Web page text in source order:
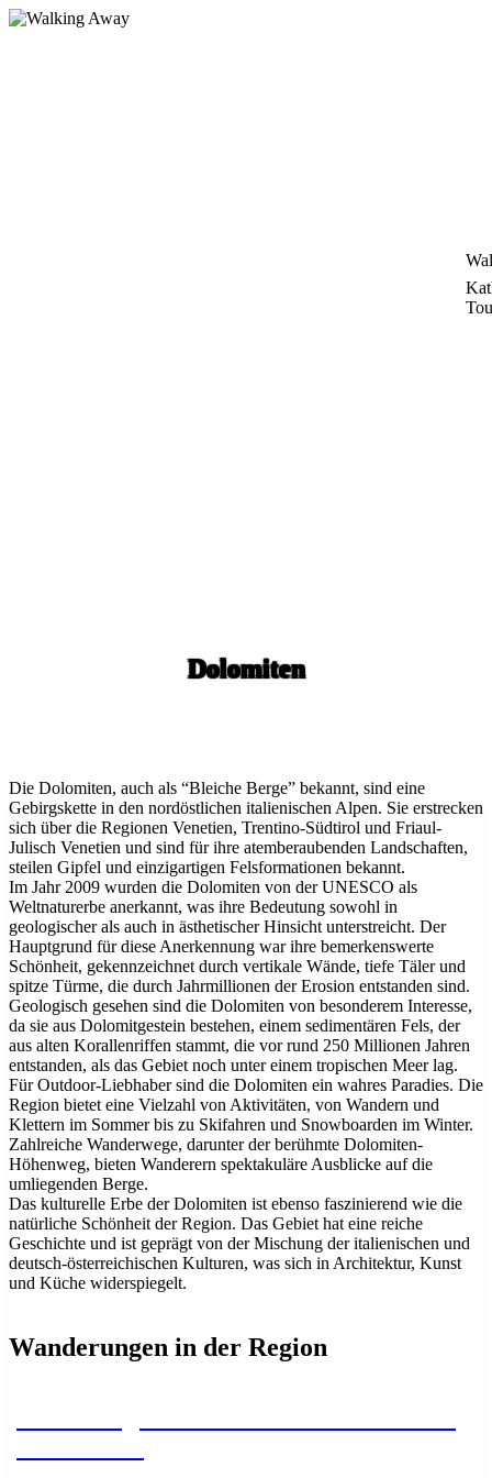
Zum
Dolomiten
Die Dolomiten, auch als “Bleiche Berge” bekannt, sind eine
Gebirgskette in den nordöstlichen italienischen Alpen. Sie erstrecken
sich über die Regionen Venetien, Trentino-Südtirol und Friaul-
Julisch Venetien und sind für ihre atemberaubenden Landschaften,
steilen Gipfel und einzigartigen Felsformationen bekannt.
Im Jahr 2009 wurden die Dolomiten von der UNESCO als
Weltnaturerbe anerkannt, was ihre Bedeutung sowohl in
geologischer als auch in ästhetischer Hinsicht unterstreicht. Der
Hauptgrund für diese Anerkennung war ihre bemerkenswerte
Schönheit, gekennzeichnet durch vertikale Wände, tiefe Täler und
spitze Türme, die durch Jahrmillionen der Erosion entstanden sind.
Geologisch gesehen sind die Dolomiten von besonderem Interesse,
da sie aus Dolomitgestein bestehen, einem sedimentären Fels, der
aus alten Korallenriffen stammt, die vor rund 250 Millionen Jahren
entstanden, als das Gebiet noch unter einem tropischen Meer lag.
Für Outdoor-Liebhaber sind die Dolomiten ein wahres Paradies. Die
Region bietet eine Vielzahl von Aktivitäten, von Wandern und
Klettern im Sommer bis zu Skifahren und Snowboarden im Winter.
Zahlreiche Wanderwege, darunter der berühmte Dolomiten-
Höhenweg, bieten Wanderern spektakuläre Ausblicke auf die
umliegenden Berge.
Das kulturelle Erbe der Dolomiten ist ebenso faszinierend wie die
natürliche Schönheit der Region. Das Gebiet hat eine reiche
Geschichte und ist geprägt von der Mischung der italienischen und
deutsch-österreichischen Kulturen, was sich in Architektur, Kunst
und Küche widerspiegelt.
Wanderungen in der Region